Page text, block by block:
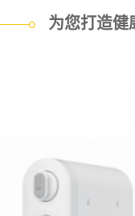
为您打造健